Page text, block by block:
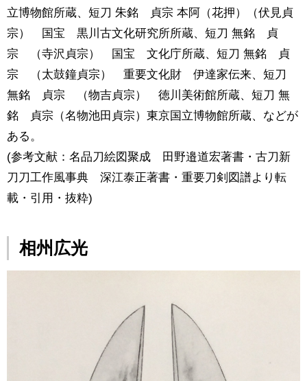
立博物館所蔵、短刀 朱銘 貞宗 本阿（花押）（伏見貞
宗） 国宝 黒川古文化研究所所蔵、短刀 無銘 貞
宗 （寺沢貞宗） 国宝 文化庁所蔵、短刀 無銘 貞
宗 （太鼓鐘貞宗） 重要文化財 伊達家伝来、短刀
無銘 貞宗 （物吉貞宗） 徳川美術館所蔵、短刀 無
銘 貞宗（名物池田貞宗）東京国立博物館所蔵、などが
ある。
(参考文献：名品刀絵図聚成 田野邉道宏著書・古刀新
刀刀工作風事典 深江泰正著書・重要刀剣図譜より転
載・引用・抜粋)
相州広光